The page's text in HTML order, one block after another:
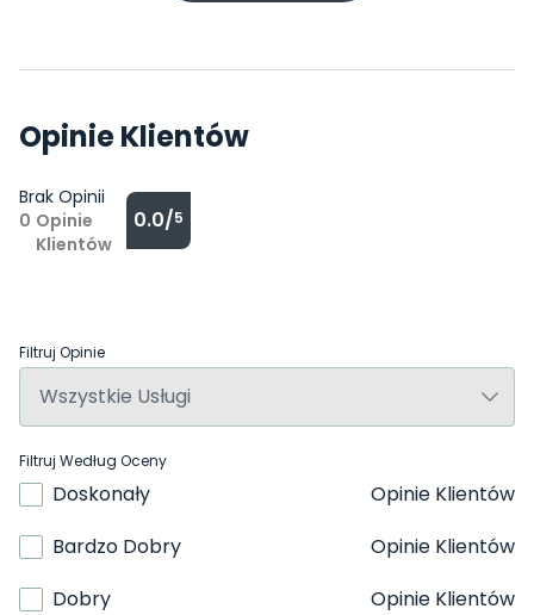
Opinie Klientów
Brak Opinii
0 Opinie
Klientów
0.0/5
Filtruj Opinie
Filtruj Według Oceny
Doskonały
Opinie Klientów
Bardzo Dobry
Opinie Klientów
Dobry
Opinie Klientów